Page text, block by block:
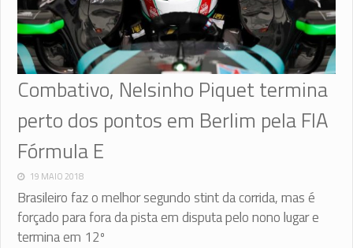
Combativo, Nelsinho Piquet termina
perto dos pontos em Berlim pela FIA
Fórmula E
19 MAIO 2018
Brasileiro faz o melhor segundo stint da corrida, mas é
forçado para fora da pista em disputa pelo nono lugar e
termina em 12º